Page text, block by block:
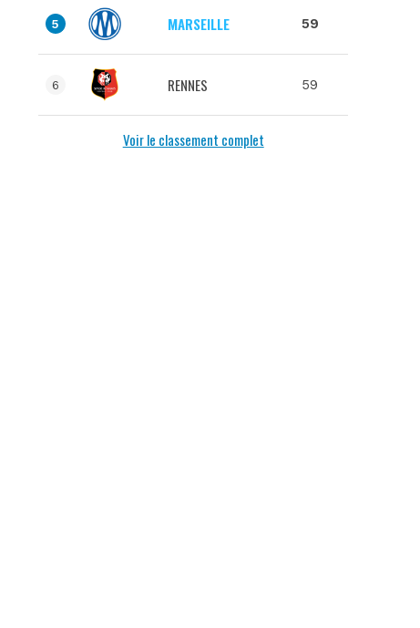
5 MARSEILLE 59
6 RENNES 59
Voir le classement complet